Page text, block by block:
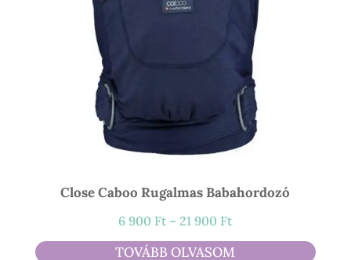
Close Caboo Rugalmas Babahordozó
6 900 Ft – 21 900 FtÁrtartomány:
6
TOVÁBB OLVASOM